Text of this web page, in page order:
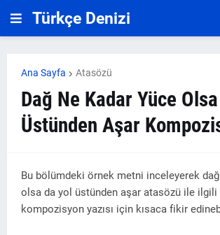
Türkçe Denizi
Ana Sayfa Atasözü
Dağ Ne Kadar Yüce Olsa
Üstünden Aşar
Bu bölümdeki örnek metni inceleyerek
olsa da yol üstünden aşar atasözü ile ilgili
kompozisyon yazısı için kısaca fikir